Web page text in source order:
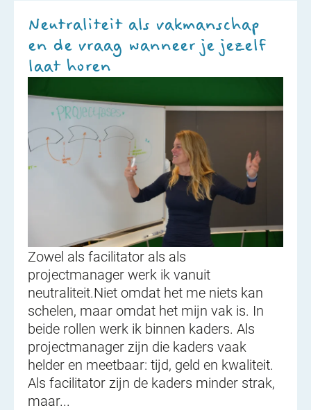
Neutraliteit als vakmanschap
en de vraag wanneer je jezelf
laat horen
Zowel als facilitator als als
projectmanager werk ik vanuit
neutraliteit.Niet omdat het me niets kan
schelen, maar omdat het mijn vak is. In
beide rollen werk ik binnen kaders. Als
projectmanager zijn die kaders vaak
helder en meetbaar: tijd, geld en kwaliteit.
Als facilitator zijn de kaders minder strak,
maar...